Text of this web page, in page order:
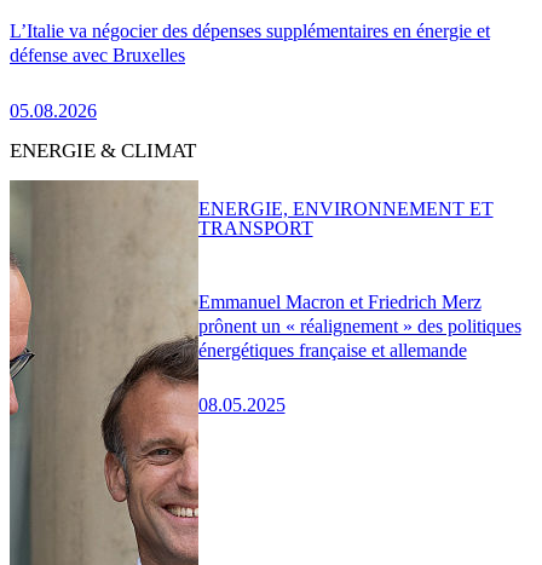
L’Italie va négocier des dépenses supplémentaires en énergie et
défense avec Bruxelles
05.08.2026
ENERGIE & CLIMAT
Emmanuel Macron et Friedrich Merz
prônent un « réalignement » des politiques
énergétiques française et allemande
08.05.2025
ENERGIE, ENVIRONNEMENT ET
TRANSPORT